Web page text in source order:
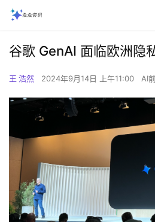
谷歌 GenAI 面临欧洲隐
王 浩然 2024年9月14日 上午11:00 AI